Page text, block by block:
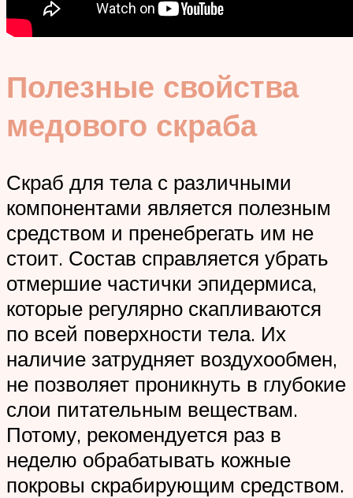
Полезные свойства
медового скраба
Скраб для тела с различными
компонентами является полезным
средством и пренебрегать им не
стоит. Состав справляется убрать
отмершие частички эпидермиса,
которые регулярно скапливаются
по всей поверхности тела. Их
наличие затрудняет воздухообмен,
не позволяет проникнуть в глубокие
слои питательным веществам.
Потому, рекомендуется раз в
неделю обрабатывать кожные
покровы скрабирующим средством.